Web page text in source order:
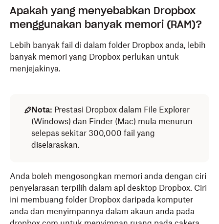
Apakah yang menyebabkan Dropbox
menggunakan banyak memori (RAM)?
Lebih banyak fail di dalam folder Dropbox anda, lebih
banyak memori yang Dropbox perlukan untuk
menjejakinya.
Nota: Prestasi Dropbox dalam File Explorer
(Windows) dan Finder (Mac) mula menurun
selepas sekitar 300,000 fail yang
diselaraskan.
Anda boleh mengosongkan memori anda dengan ciri
penyelarasan terpilih dalam apl desktop Dropbox. Ciri
ini membuang folder Dropbox daripada komputer
anda dan menyimpannya dalam akaun anda pada